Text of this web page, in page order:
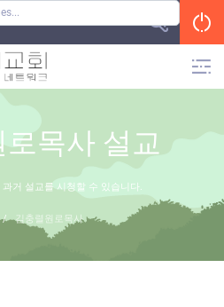
목사 설교
거 설교를 시청할 수 있습니다.
/ 김충렬원로목사